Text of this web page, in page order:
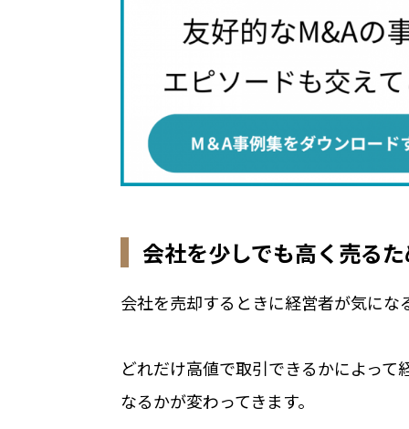
会社を少しでも高く売る
会社を売却するときに経営者が気にな
どれだけ高値で取引できるかによっ
なるかが変わってきます。